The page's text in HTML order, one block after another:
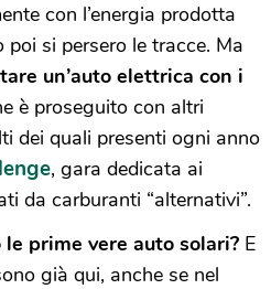
con l’energia prodotta
si persero le tracce. Ma
un’auto elettrica con i
è proseguito con altri
dei quali presenti ogni anno
, gara dedicata ai
da carburanti “alternativi”.
prime vere auto solari? E
già qui, anche se nel